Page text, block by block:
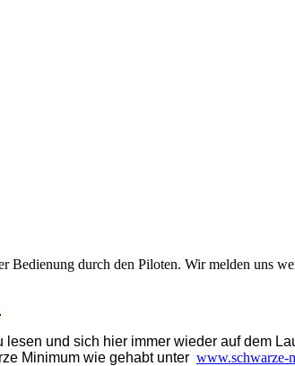
durch den Piloten. Wir melden uns
und sich hier immer wieder auf dem
Minimum wie gehabt unter www.schwarze-